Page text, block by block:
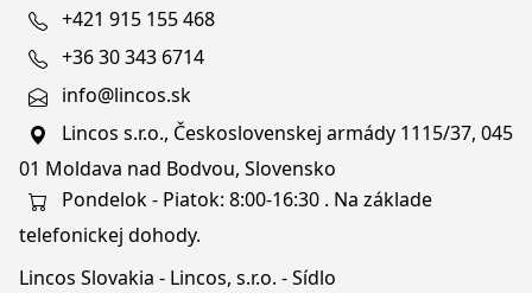
+421 915 155 468
+36 30 343 6714
info@lincos.sk
Lincos s.r.o., Československej armády 1115/37, 045
01 Moldava nad Bodvou, Slovensko
Pondelok - Piatok: 8:00-16:30 . Na základe
telefonickej dohody.
Lincos Slovakia - Lincos, s.r.o. - Sídlo